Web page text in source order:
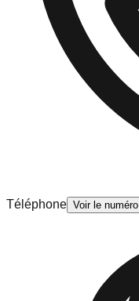
Téléphone Voir le numéro